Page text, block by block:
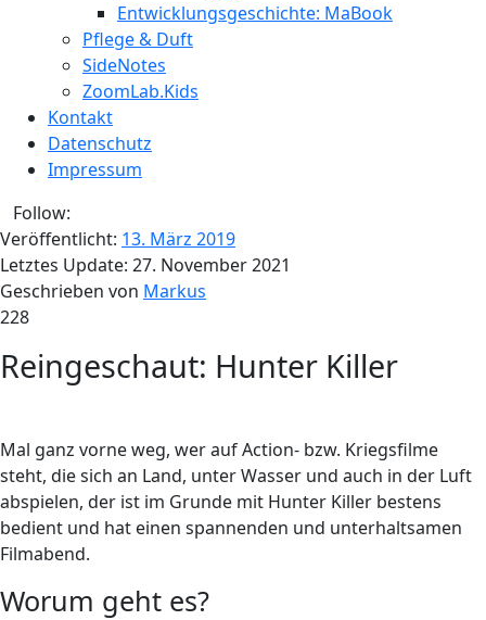
Entwicklungsgeschichte: MaBook
Pflege & Duft
SideNotes
ZoomLab.Kids
Kontakt
Datenschutz
Impressum
Follow:
Veröffentlicht: 13. März 2019
Letztes Update: 27. November 2021
Geschrieben von Markus
228
Reingeschaut: Hunter Killer
Mal ganz vorne weg, wer auf Action- bzw. Kriegsfilme
steht, die sich an Land, unter Wasser und auch in der Luft
abspielen, der ist im Grunde mit Hunter Killer bestens
bedient und hat einen spannenden und unterhaltsamen
Filmabend.
Worum geht es?